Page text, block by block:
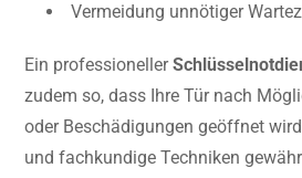
Vermeidung unnötiger
Ein professioneller
zudem so, dass Ihre Tür nach
oder Beschädigungen geöffnet
und fachkundige Techniken